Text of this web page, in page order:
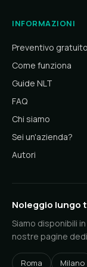
INFORMAZIONI
Preventivo gratuito
Come funziona
Guide NLT
FAQ
Chi siamo
Sei un'azienda?
Autori
Noleggio lungo
Siamo disponibili
nostre pagine
Roma Milano